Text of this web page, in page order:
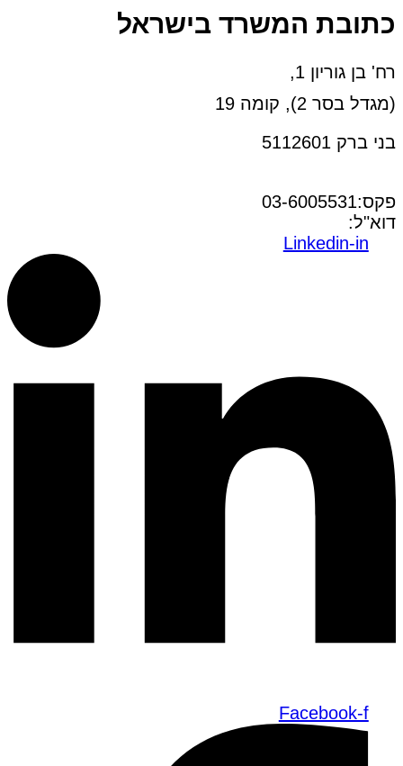
כתובת המשרד בישראל
רח' בן גוריון 1,
(מגדל בסר 2), קומה 19
בני ברק 5112601
פקס:03-6005531
דוא"ל:
Linkedin-in
Facebook-f